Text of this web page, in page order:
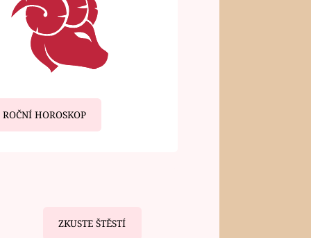
ROČNÍ HOROSKOP
ZKUSTE ŠTĚSTÍ